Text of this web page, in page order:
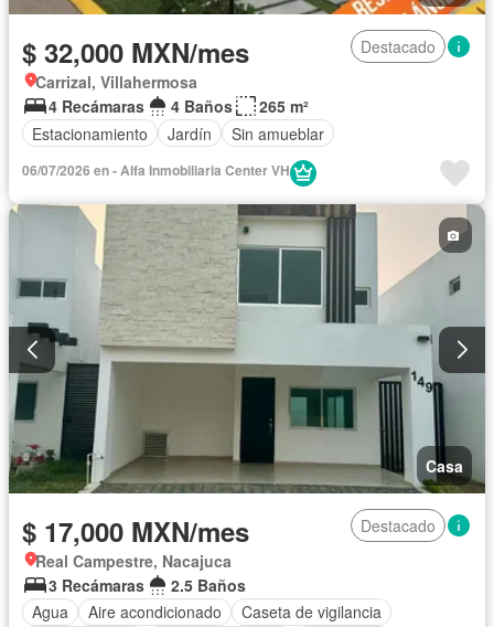
$ 32,000 MXN/mes
Destacado
Carrizal, Villahermosa
4 Recámaras
4 Baños
265 m²
Estacionamiento
Jardín Sin amueblar
06/07/2026 en - Alfa Inmobiliaria Center VH
Casa
$ 17,000 MXN/mes
Destacado
Real Campestre, Nacajuca
3 Recámaras
2.5 Baños
Agua
Aire acondicionado
Caseta de vigilancia